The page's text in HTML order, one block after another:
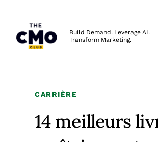
Build Demand. Leverage AI.
Transform Marketing.
CARRIÈRE
14 meilleurs